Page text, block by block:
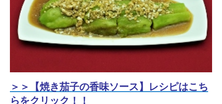
＞＞【焼き茄子の香味ソース】レシピはこち
らをクリック！！